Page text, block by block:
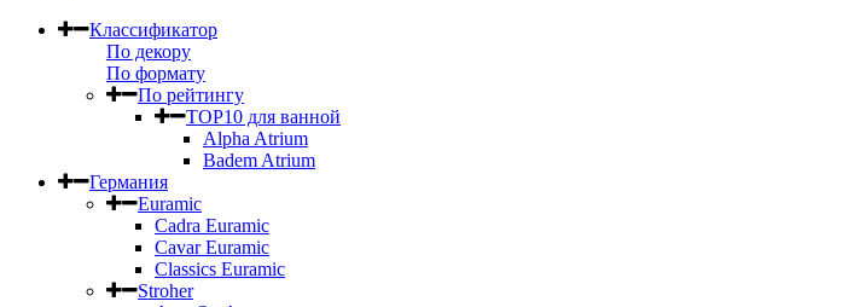
Классификатор
По декору
По формату
По рейтингу
TOP10 для ванной
Alpha Atrium
Badem Atrium
Германия
Euramic
Cadra Euramic
Cavar Euramic
Classics Euramic
Stroher